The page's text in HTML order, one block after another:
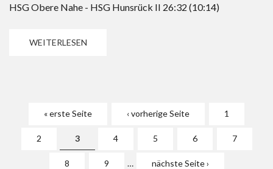
HSG Obere Nahe - HSG Hunsrück II 26:32 (10:14)
WEITERLESEN
« erste Seite ‹ vorherige Seite 1
2 3 4 5 6 7
8 9 … nächste Seite ›